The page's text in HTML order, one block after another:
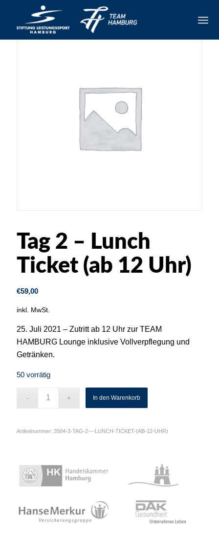
Tag 2 – Lunch
Ticket (ab 12 Uhr)
€59,00
inkl. MwSt.
25. Juli 2021 – Zutritt ab 12 Uhr zur TEAM
HAMBURG Lounge inklusive Vollverpflegung und
Getränken.
50 vorrätig
In den Warenkorb
Artikelnummer: 3504-3-TAG-2-–-LUNCH-TICKET-(AB-12-UHR)